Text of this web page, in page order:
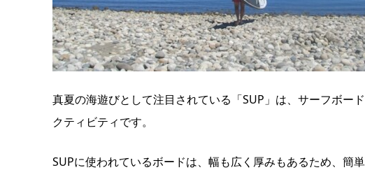
真夏の海遊びとして注目されている「SUP」は、サーフボー
クティビティです。
SUPに使われているボードは、幅も広く厚みもあるため、簡